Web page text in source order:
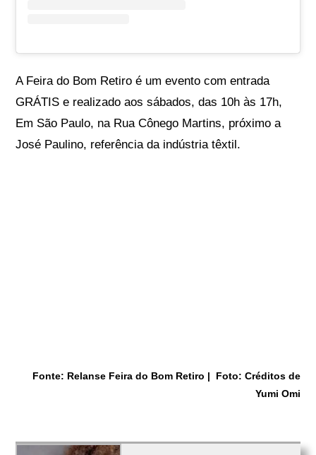
A Feira do Bom Retiro é um evento com entrada
GRÁTIS e realizado aos sábados, das 10h às 17h,
Em São Paulo, na Rua Cônego Martins, próximo a
José Paulino, referência da indústria têxtil.
Fonte: Relanse Feira do Bom Retiro | Foto: Créditos de
Yumi Omi